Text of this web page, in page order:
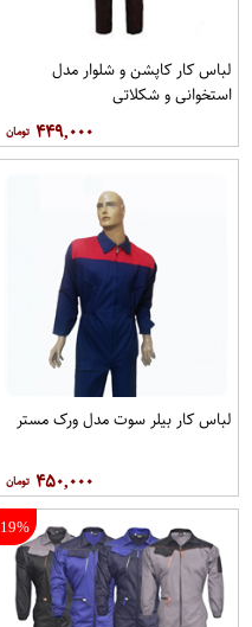
لباس کار کاپشن و شلوار مدل
استخوانی و شکلاتی
۴۴۹,۰۰۰
لباس کار بیلر سوت مدل ورک مستر
۴۵۰,۰۰۰
19%